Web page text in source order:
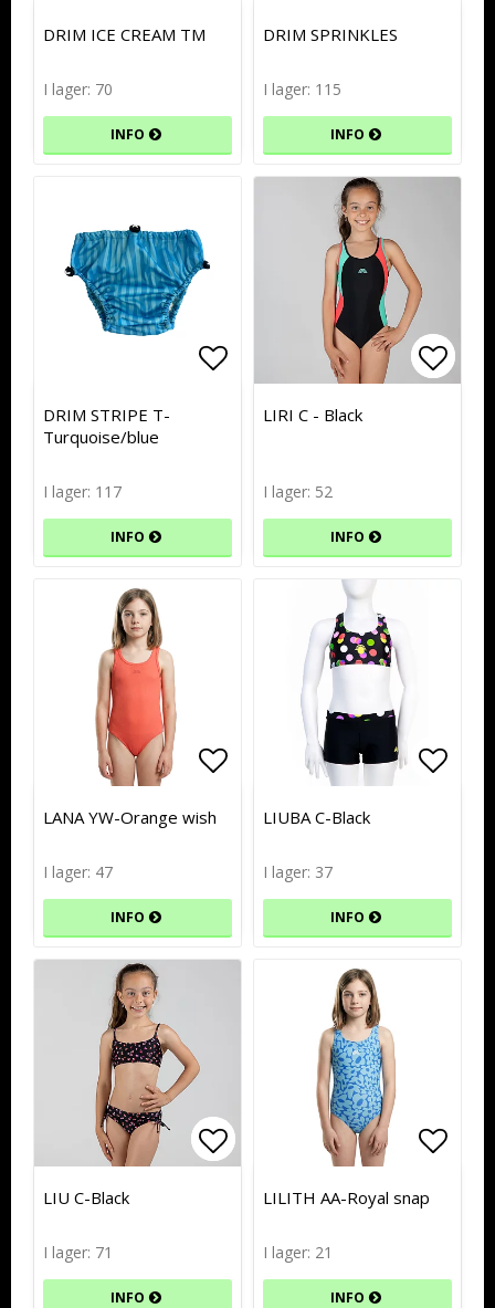
Lägg till i favoritlistan
Lägg till i favoritlistan
DRIM ICE CREAM TM
I lager: 70
INFO
DRIM SPRINKLES
I lager: 115
INFO
Lägg till i favoritlistan
Lägg till i favoritlistan
DRIM STRIPE T-
Turquoise/blue
I lager: 117
INFO
LIRI C - Black
I lager: 52
INFO
Lägg till i favoritlistan
Lägg till i favoritlistan
LANA YW-Orange wish
I lager: 47
INFO
LIUBA C-Black
I lager: 37
INFO
Lägg till i favoritlistan
Lägg till i favoritlistan
LIU C-Black
I lager: 71
INFO
LILITH AA-Royal snap
I lager: 21
INFO